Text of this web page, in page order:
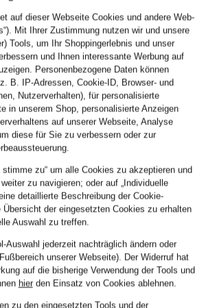
S Max Mara
Wollmantel ARONA
739 €
+Aktionsrabatt
LAUREN RALPH
LAUREN
Mantel
319,99 €
Ursprünglich:449 €
auf dieser Webseite Cookies und andere Web-
Mit Ihrer Zustimmung nutzen wir und unsere
Tools, um Ihr Shoppingerlebnis und unser
und Ihnen interessante Werbung auf
Personenbezogene Daten können
B. IP-Adressen, Cookie-ID, Browser- und
Nutzerverhalten), für personalisierte
in unserem Shop, personalisierte Anzeigen
auf unserer Webseite, Analyse
diese für Sie zu verbessern oder zur
zu“ um alle Cookies zu akzeptieren und
zu navigieren; oder auf „Individuelle
detaillierte Beschreibung der Cookie-
Übersicht der eingesetzten Cookies zu erhalten
Auswahl zu treffen.
Auswahl jederzeit nachträglich ändern oder
unserer Webseite). Der Widerruf hat
auf die bisherige Verwendung der Tools und
hierden Einsatz von Cookies ablehnen.
zu den eingesetzten Tools und der